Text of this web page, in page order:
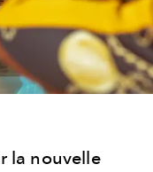
la nouvelle